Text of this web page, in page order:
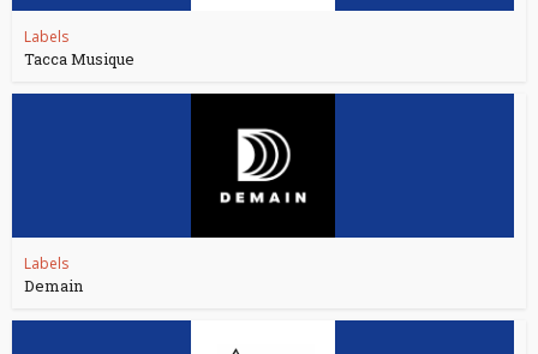
Labels
Tacca Musique
Labels
Demain